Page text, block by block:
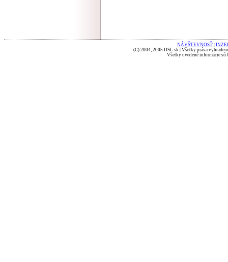
NÁVŠTEVNOSŤ
(C) 2004, 2005 DSL.sk | Všetky práva
Všetky uvedené informácie sú